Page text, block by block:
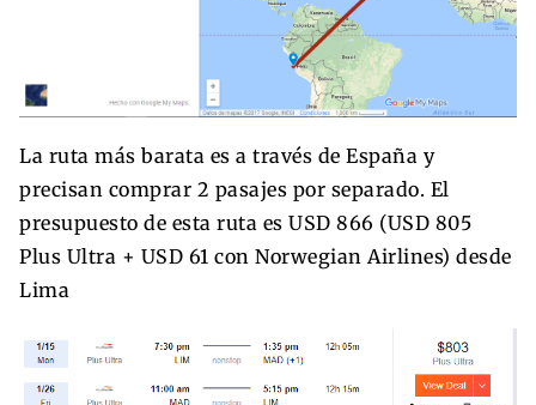
La ruta más barata es a través de España y
precisan comprar 2 pasajes por separado. El
presupuesto de esta ruta es USD 866 (USD 805
Plus Ultra + USD 61 con Norwegian Airlines) desde
Lima